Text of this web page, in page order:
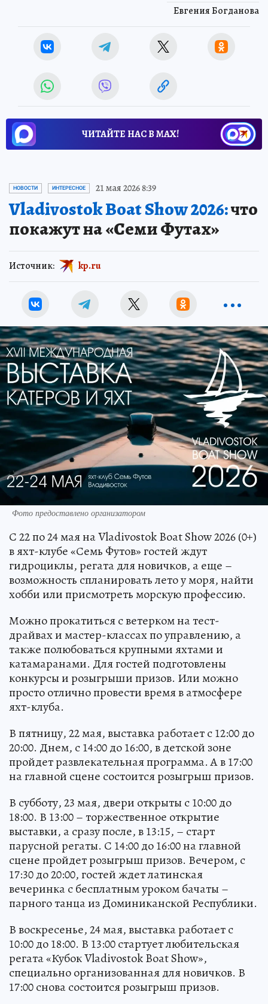
Евгения Богданова
ЧИТАЙТЕ НАС В МАХ!
НОВОСТИ ИНТЕРЕСНОЕ 21 мая 2026 8:39
Vladivostok Boat Show 2026:что
покажут на «Семи Футах»
Источник: kp.ru
Фото предоставлено организатором
С 22 по 24 мая на Vladivostok Boat Show 2026 (0+)
в яхт-клубе «Семь Футов» гостей ждут
гидроциклы, регата для новичков, а еще –
возможность спланировать лето у моря, найти
хобби или присмотреть морскую профессию.
Можно прокатиться с ветерком на тест-
драйвах и мастер-классах по управлению, а
также полюбоваться крупными яхтами и
катамаранами. Для гостей подготовлены
конкурсы и розыгрыши призов. Или можно
просто отлично провести время в атмосфере
яхт-клуба.
В пятницу, 22 мая, выставка работает с 12:00 до
20:00. Днем, с 14:00 до 16:00, в детской зоне
пройдет развлекательная программа. А в 17:00
на главной сцене состоится розыгрыш призов.
В субботу, 23 мая, двери открыты с 10:00 до
18:00. В 13:00 – торжественное открытие
выставки, а сразу после, в 13:15, – старт
парусной регаты. С 14:00 до 16:00 на главной
сцене пройдет розыгрыш призов. Вечером, с
17:30 до 20:00, гостей ждет латинская
вечеринка с бесплатным уроком бачаты –
парного танца из Доминиканской Республики.
В воскресенье, 24 мая, выставка работает с
10:00 до 18:00. В 13:00 стартует любительская
регата «Кубок Vladivostok Boat Show»,
специально организованная для новичков. В
17:00 снова состоится розыгрыш призов.